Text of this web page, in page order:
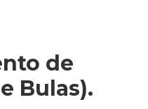
de
Bulas).